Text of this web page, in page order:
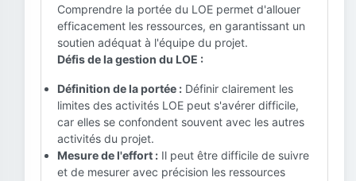
Comprendre la portée du LOE permet d'allouer
efficacement les ressources, en garantissant un
soutien adéquat à l'équipe du projet.
Défis de la gestion du LOE :
Définition de la portée : Définir clairement les
limites des activités LOE peut s'avérer difficile,
car elles se confondent souvent avec les autres
activités du projet.
Mesure de l'effort : Il peut être difficile de suivre
et de mesurer avec précision les ressources